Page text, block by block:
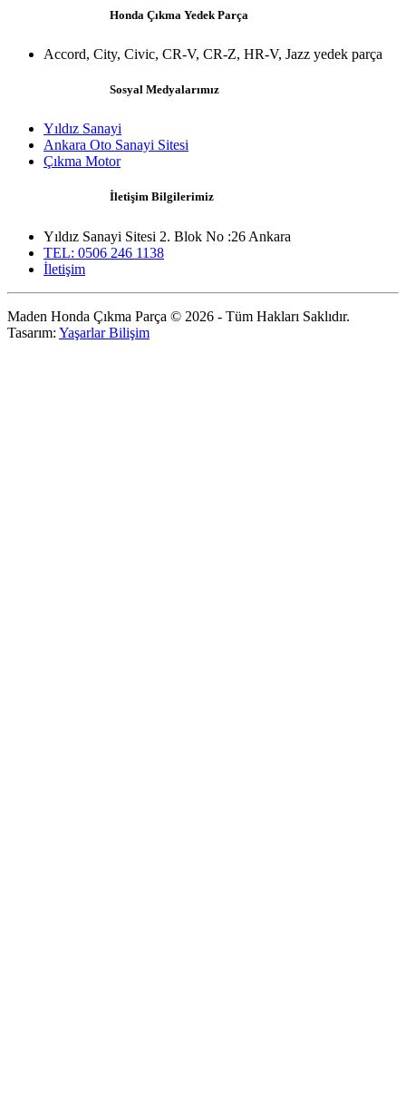
Honda Çıkma Yedek Parça
Accord, City, Civic, CR-V, CR-Z, HR-V, Jazz yedek parça
Sosyal Medyalarımız
Yıldız Sanayi
Ankara Oto Sanayi Sitesi
Çıkma Motor
İletişim Bilgilerimiz
Yıldız Sanayi Sitesi 2. Blok No :26 Ankara
TEL: 0506 246 1138
İletişim
Maden Honda Çıkma Parça © 2026 - Tüm Hakları Saklıdır.
Tasarım: Yaşarlar Bilişim